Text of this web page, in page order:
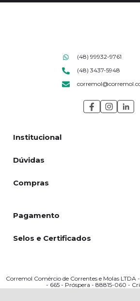
Institucional
Dúvidas
Compras
(48) 99932-9761
(48) 3437-5948
Pagamento
Selos e Certificados
Corremol Comércio de Correntes e Molas
- 665 - Próspera - 88815-060 -